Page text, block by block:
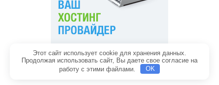
Главная Обратная связь
Политика конфиденциальности Содержание
Этот сайт использует cookie для хранения данных.
Продолжая использовать сайт, Вы даете свое согласие на
работу с этими файлами.
OK